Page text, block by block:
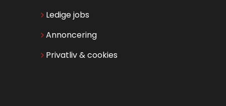
Ledige jobs
Annoncering
Privatliv & cookies